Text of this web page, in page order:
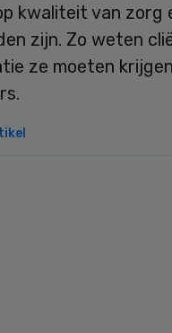
kwaliteit van zorg
zijn. Zo weten
ze moeten